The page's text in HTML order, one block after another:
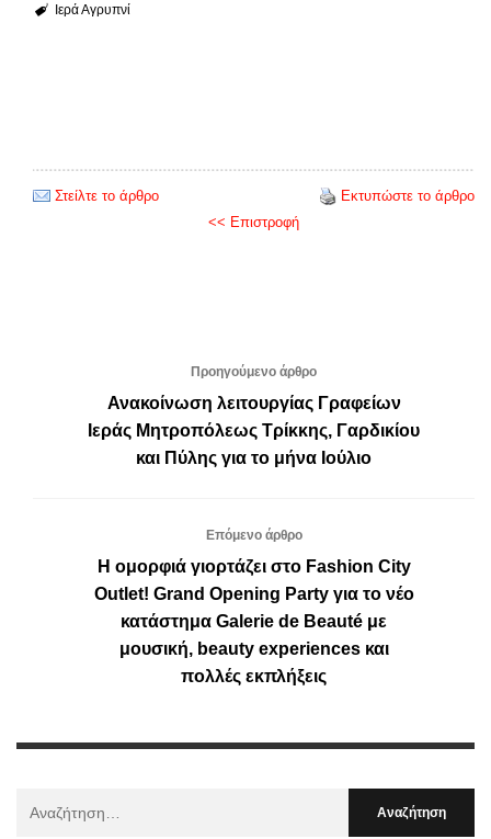
Ιερά Αγρυπνί
Στείλτε το άρθρο
Εκτυπώστε το άρθρο
<< Επιστροφή
Προηγούμενο άρθρο
Ανακοίνωση λειτουργίας Γραφείων
Ιεράς Μητροπόλεως Τρίκκης, Γαρδικίου
και Πύλης για το μήνα Ιούλιο
Επόμενο άρθρο
Η ομορφιά γιορτάζει στο Fashion City
Outlet! Grand Opening Party για το νέο
κατάστημα Galerie de Beauté με
μουσική, beauty experiences και
πολλές εκπλήξεις